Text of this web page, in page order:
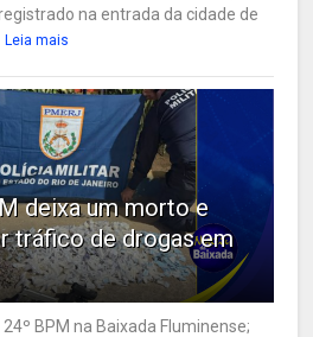
na entrada da cidade de
Leia mais
deixa um morto e
tráfico de drogas em
BPM na Baixada Fluminense;